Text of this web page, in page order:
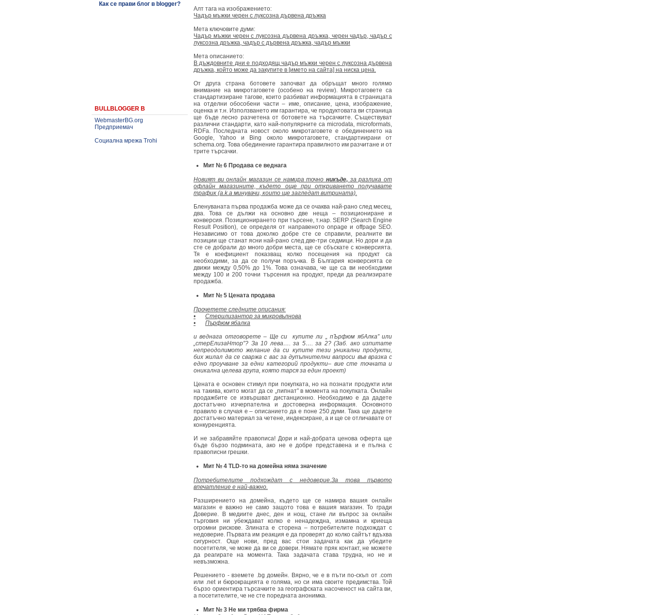
Как се прави блог в blogger?
BULLBLOGGER В
WebmasterBG.org
Предприемач
Социална мрежа Trohi
Алт тага на изображението:
Чадър мъжки черен с луксозна дървена дръжка
Мета ключовите думи:
Чадър мъжки черен с луксозна дървена дръжка, черен чадър, чадър с
луксозна дръжка, чадър с дървена дръжка, чадър мъжки
Мета описанието:
В дъждовните дни е подходящ чадър мъжки черен с луксозна дървена
дръжка, който може да закупите в [името на сайта] на ниска цена.
От друга страна ботовете започват да обръщат много голямо
внимание на микротаговете (особено на review). Микротаговете са
стандартизиране тагове, които разбиват информацията в страницата
на отделни обособени части – име, описание, цена, изображение,
оценка и т.н. Използването им гарантира, че продуктовата ви страница
ще бъде лесно разчетена от ботовете на търсачките. Съществуват
различни стандарти, като най-популярните са microdata, microformats,
RDFa. Последната новост около микротаговете е обединението на
Google, Yahoo и Bing около микротаговете, стандартиирани от
schema.org. Това обединение гарантира правилното им разчитане и от
трите търсачки.
Мит № 6 Продава се веднага
Новият ви онлайн магазин се намира точно никъде,за разлика от
офлайн магазините, където още при откриването получавате
трафик (a.k.a минувачи, които ще загледат витрината).
Бленуваната първа продажба може да се очаква най-рано след месец,
два. Това се дължи на основно две неща – позициониране и
конверсия. Позиционирането при търсене, т.нар. SERP (Search Engine
Result Position), се определя от направеното onpage и offpage SEO.
Независимо от това доколко добре сте се справили, реалните ви
позиции ще станат ясни най-рано след две-три седмици. Но дори и да
сте се добрали до много добри места, ще се сбъскате с конверсията.
Тя е коефициент показващ колко посещения на продукт са
необходими, за да се получи поръчка. В България конверсията се
движи между 0,50% до 1%. Това означава, че ще са ви необходими
между 100 и 200 точни търсения на продукт, преди да реализирате
продажба.
Мит № 5 Цената продава
Прочетете следните описания:
•
Стерилизантор за микровълнова
•
Пърфюм ябалка
и веднага отговорете – Ще си купите ли „ пЪрфюм ябАлка” или
„стерЕлизаНтор”? За 10 лева…. за 5…. за 2? (Заб. ако изпитате
непреодолимото желание да си купите тези уникални продукти,
бих жилал да се сваржа с вас за дупълнителни вапроси във вразка с
едно проучване за едни категорий продукти– вие сте точната и
оникална целева група, която тарся за един проект)
Цената е основен стимул при покупката, но на познати продукти или
на такива, които могат да се „пипнат” в момента на покупката. Онлайн
продажбите се извършват дистанционно. Необходимо е да дадете
достатъчно изчерпателна и достоверна информация. Основното
правило в случая е – описанието да е поне 250 думи. Така ще дадете
достатъчно материал за четене, индексиране, а и ще се отличавате от
конкуренцията.
И не забравяйте правописа! Дори и най-добрата ценова оферта ще
бъде бързо подмината, ако не е добре представена и е пълна с
правописни грешки.
Мит № 4 TLD-то на домейна няма значение
Потребителите подхождат с недоверие.За това първото
впечатление е най-важно.
Разширението на домейна, където ще се намира вашия онлайн
магазин е важно не само защото това е вашия магазин. То гради
Доверие. В медиите днес, ден и нощ, стане ли въпрос за онлайн
търговия ни убеждават колко е ненадеждна, измамна и криеща
огромни рискове. Злината е сторена – потребителите подхождат с
недоверие. Първата им реакция е да проверят до колко сайтът вдъхва
сигурност. Още нови, пред вас стои задачата как да убедите
посетителя, че може да ви се довери. Нямате пряк контакт, не можете
да реагирате на момента. Така задачата става трудна, но не и
невъзможна.
Решението - вземете .bg домейн. Вярно, че е в пъти по-скъп от .com
или .net и бюрокрацията е голяма, но си има своите предимства. Той
бързо ориентира търсачките за географската насоченост на сайта ви,
а посетителите, че не сте поредната анонимка.
Мит № 3 Не ми трябва фирма